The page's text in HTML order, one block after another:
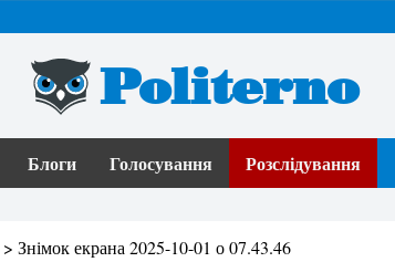
Politerno
Блоги Голосування Розслідування
> Знімок екрана 2025-10-01 о 07.43.46